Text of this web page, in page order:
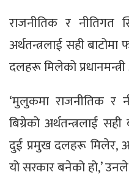
राजनीतिक र नीतिगत
अर्थतन्त्रलाई सही
दलहरू मिलेको
‘मुलुकमा राजनीतिक र
बिग्रेको अर्थतन्त्रलाई
दुई प्रमुख दलहरू मिलेर,
यो सरकार बनेको हो,’